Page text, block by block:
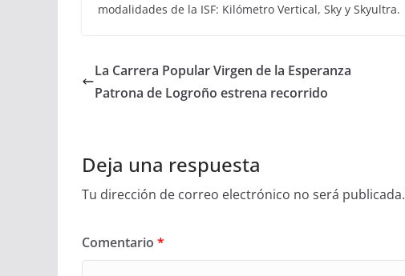
modalidades de la ISF: Kilómetro Vertical, Sky y Skyultra.
La Carrera Popular Virgen de la Esperanza
Patrona de Logroño estrena recorrido
Deja una respuesta
Tu dirección de correo electrónico no será publicada.
Comentario *